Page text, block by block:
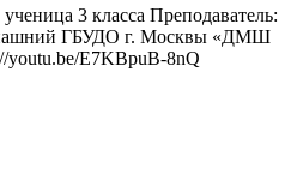
3 класса Преподаватель:
ГБУДО г. Москвы «ДМШ
E7KBpuB-8nQ